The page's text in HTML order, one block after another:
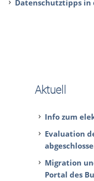
Datenschutztipps
Aktuell
Info zum
Evaluation
Migration
Portal des